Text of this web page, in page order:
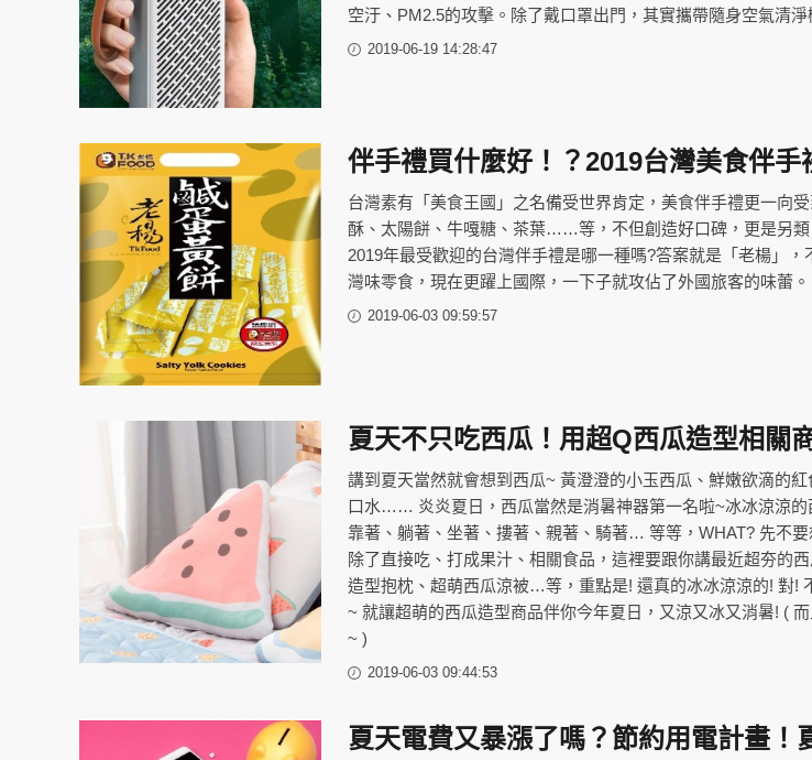
空汙、PM2.5的攻擊。除了戴口罩出門，其實攜帶隨身空氣清淨
2019-06-19 14:28:47
伴手禮買什麼好！？2019台灣美食伴手
台灣素有「美食王國」之名備受世界肯定，美食伴手禮更一向
酥、太陽餅、牛嘎糖、茶葉……等，不但創造好口碑，更是另
2019年最受歡迎的台灣伴手禮是哪一種嗎?答案就是「老楊」
灣味零食，現在更躍上國際，一下子就攻佔了外國旅客的味蕾。
2019-06-03 09:59:57
夏天不只吃西瓜！用超Q西瓜造型相關
講到夏天當然就會想到西瓜~ 黃澄澄的小玉西瓜、鮮嫩欲滴的
口水…… 炎炎夏日，西瓜當然是消暑神器第一名啦~冰冰涼涼的
靠著、躺著、坐著、摟著、親著、騎著… 等等，WHAT? 先不
除了直接吃、打成果汁、相關食品，這裡要跟你講最近超夯的
造型抱枕、超萌西瓜涼被…等，重點是! 還真的冰冰涼涼的! 對!
~ 就讓超萌的西瓜造型商品伴你今年夏日，又涼又冰又消暑! (
~ )
2019-06-03 09:44:53
夏天電費又暴漲了嗎？節約用電計畫！